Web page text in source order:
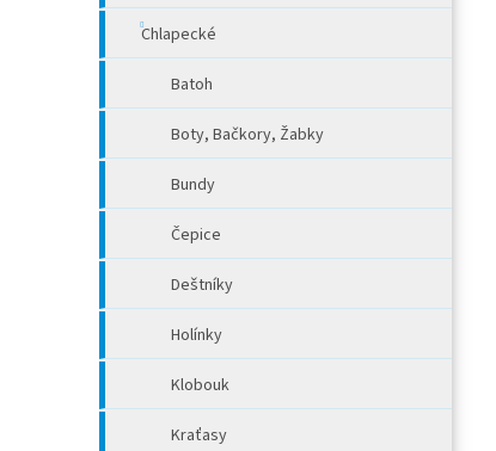
Chlapecké
Batoh
Boty, Bačkory, Žabky
Bundy
Čepice
Deštníky
Holínky
Klobouk
Kraťasy